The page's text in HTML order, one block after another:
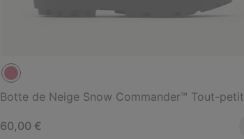
Botte de Neige Snow Commander™ Tout-petit
Regular price:
60,00 €